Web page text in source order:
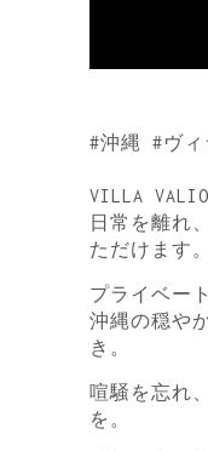
#沖縄 #ヴィ
VILLA
日常を離れ
ただけます。
プライベー
沖縄の穏や
き。
喧騒を忘れ
を。